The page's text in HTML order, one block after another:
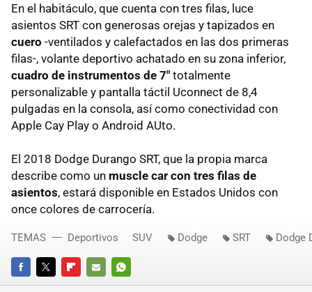
En el habitáculo, que cuenta con tres filas, luce
asientos SRT con generosas orejas y tapizados en
cuero -ventilados y calefactados en las dos primeras
filas-, volante deportivo achatado en su zona inferior,
cuadro de instrumentos de 7" totalmente
personalizable y pantalla táctil Uconnect de 8,4
pulgadas en la consola, así como conectividad con
Apple Cay Play o Android AUto.
El 2018 Dodge Durango SRT, que la propia marca
describe como un muscle car con tres filas de
asientos, estará disponible en Estados Unidos con
once colores de carrocería.
FACEBOOKTWITTERFLIPBOARD
E-
WHATSAPP
TEMAS Deportivos SUV Dodge SRT Dodge